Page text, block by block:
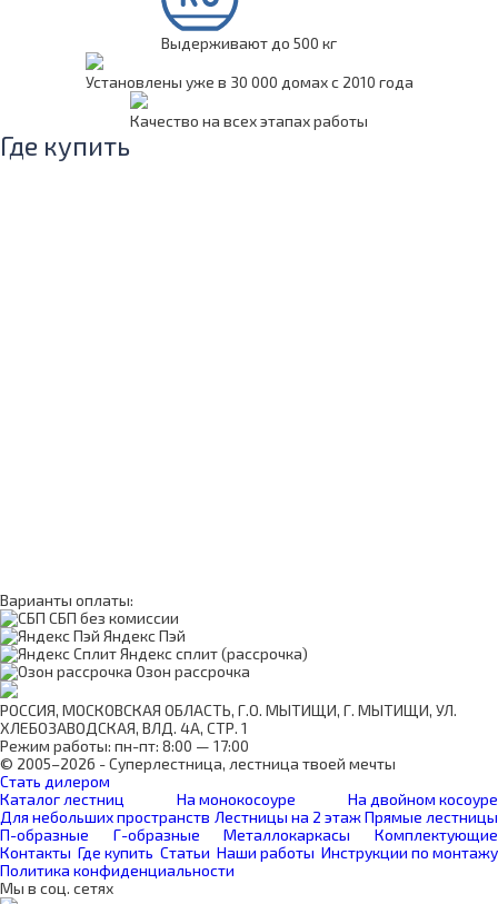
Выдерживают до 500 кг
Установлены уже в 30 000 домах с 2010 года
Качество на всех этапах работы
Где купить
Варианты оплаты:
СБП без комиссии
Яндекс Пэй
Яндекс сплит (рассрочка)
Озон рассрочка
РОССИЯ, МОСКОВСКАЯ ОБЛАСТЬ, Г.О. МЫТИЩИ, Г. МЫТИЩИ, УЛ.
ХЛЕБОЗАВОДСКАЯ, ВЛД. 4А, СТР. 1
Режим работы: пн-пт: 8:00 — 17:00
© 2005–2026 - Суперлестница, лестница твоей мечты
Стать дилером
Каталог лестниц
На монокосоуре
На двойном косоуре
Для небольших пространств Лестницы на 2 этаж Прямые лестницы
П-образные
Г-образные Металлокаркасы
Комплектующие
Контакты Где купить Статьи Наши работы Инструкции по монтажу
Политика конфиденциальности
Мы в соц. сетях